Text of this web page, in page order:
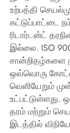
உற்பத்தி
கட்டுப்பாட்டை
ரிடார்டன்ட்
இல்லை. ISO
சான்றிதழ்களை
ஒவ்வொரு
வெளியேறும்
உட்பட்டுள்ளது.
தரம் மற்றும்
இடத்தில்